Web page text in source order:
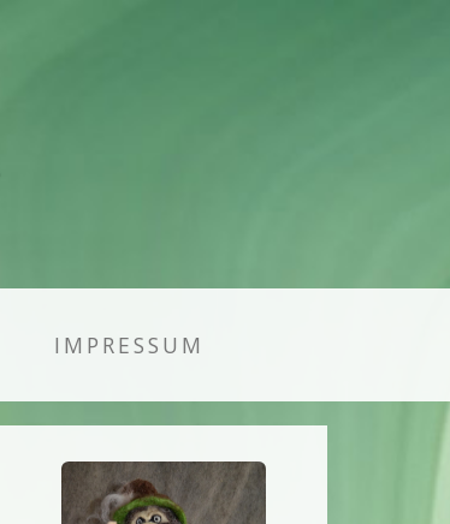
IMPRESSUM